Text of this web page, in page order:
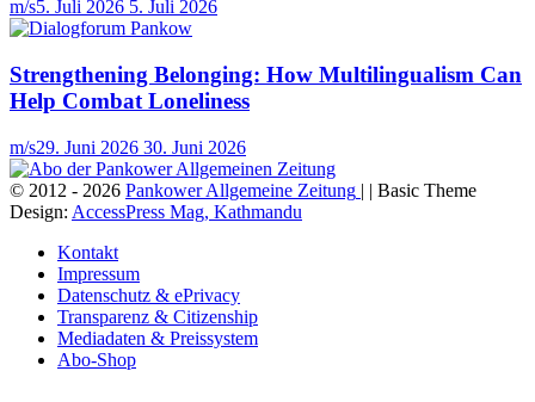
m/s5. Juli 2026 5. Juli 2026
Strengthening Belonging: How Multilingualism Can
Help Combat Loneliness
m/s29. Juni 2026 30. Juni 2026
© 2012 - 2026 Pankower Allgemeine Zeitung | | Basic Theme
Design: AccessPress Mag, Kathmandu
Kontakt
Impressum
Datenschutz & ePrivacy
Transparenz & Citizenship
Mediadaten & Preissystem
Abo-Shop